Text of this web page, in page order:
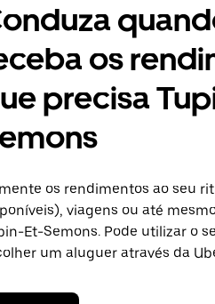
os
precisa
os rendimentos ao seu
viagens ou até
Et-Semons. Pode utilizar o
um aluguer através da